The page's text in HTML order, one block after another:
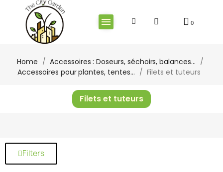
Home
Accessoires : Doseurs, séchoirs, balances...
Accessoires pour plantes, tentes...
Filets et tuteurs
Filets et tuteurs
Filters